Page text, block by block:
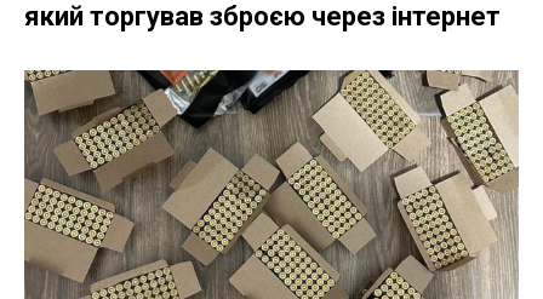
який торгував зброєю через інтернет